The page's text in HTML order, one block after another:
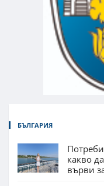
БЪЛГАРИЯ
какво
върви